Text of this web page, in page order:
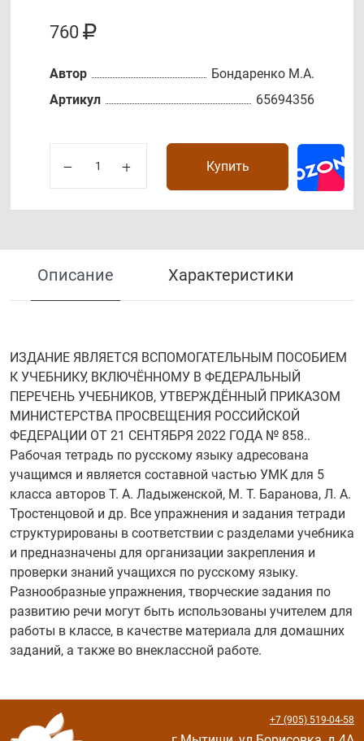
760
Автор
Бондаренко М.А.
Артикул
65694356
Купить
Описание Характеристики
ИЗДАНИЕ ЯВЛЯЕТСЯ ВСПОМОГАТЕЛЬНЫМ ПОСОБИЕМ
К УЧЕБНИКУ, ВКЛЮЧЁННОМУ В ФЕДЕРАЛЬНЫЙ
ПЕРЕЧЕНЬ УЧЕБНИКОВ, УТВЕРЖДЁННЫЙ ПРИКАЗОМ
МИНИСТЕРСТВА ПРОСВЕЩЕНИЯ РОССИЙСКОЙ
ФЕДЕРАЦИИ ОТ 21 СЕНТЯБРЯ 2022 ГОДА № 858..
Рабочая тетрадь по русскому языку адресована
учащимся и является составной частью УМК для 5
класса авторов Т. А. Ладыженской, М. Т. Баранова, Л. А.
Тростенцовой и др. Все упражнения и задания тетради
структурированы в соответствии с разделами учебника
и предназначены для организации закрепления и
проверки знаний учащихся по русскому языку.
Разнообразные упражнения, творческие задания по
развитию речи могут быть использованы учителем для
работы в классе, в качестве материала для домашних
заданий, а также во внеклассной работе.
+7 (905) 519-04-58